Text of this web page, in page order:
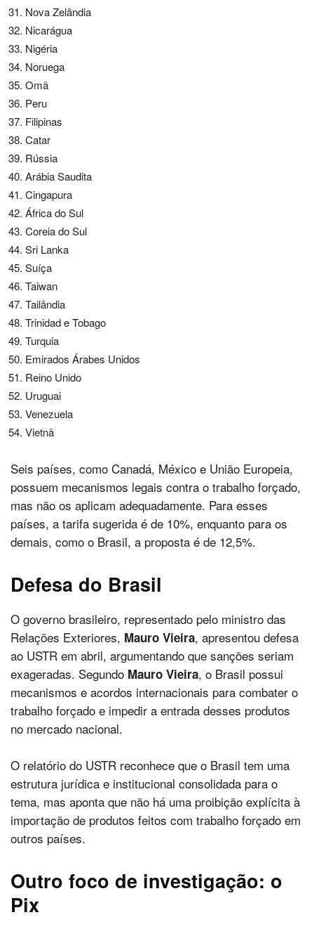
Nova Zelândia
Nicarágua
Nigéria
Noruega
Omã
Peru
Filipinas
Catar
Rússia
Arábia Saudita
Cingapura
África do Sul
Coreia do Sul
Sri Lanka
Suíça
Taiwan
Tailândia
Trinidad e Tobago
Turquia
Emirados Árabes Unidos
Reino Unido
Uruguai
Venezuela
Vietnã
Seis países, como Canadá, México e União Europeia,
possuem mecanismos legais contra o trabalho forçado,
mas não os aplicam adequadamente. Para esses
países, a tarifa sugerida é de 10%, enquanto para os
demais, como o Brasil, a proposta é de 12,5%.
Defesa do Brasil
O governo brasileiro, representado pelo ministro das
Relações Exteriores, Mauro Vieira, apresentou defesa
ao USTR em abril, argumentando que sanções seriam
exageradas. Segundo Mauro Vieira, o Brasil possui
mecanismos e acordos internacionais para combater o
trabalho forçado e impedir a entrada desses produtos
no mercado nacional.
O relatório do USTR reconhece que o Brasil tem uma
estrutura jurídica e institucional consolidada para o
tema, mas aponta que não há uma proibição explícita à
importação de produtos feitos com trabalho forçado em
outros países.
Outro foco de investigação: o
Pix